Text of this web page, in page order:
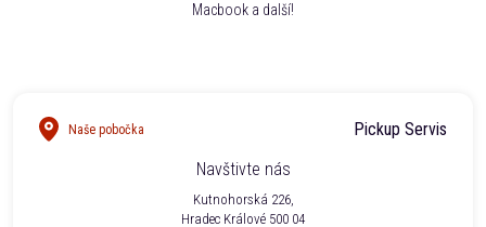
Macbook a další!
Naše pobočka
Pickup Servis
Navštivte nás
Kutnohorská 226,
Hradec Králové 500 04